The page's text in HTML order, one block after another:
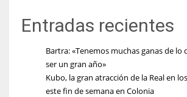
Entradas recientes
Bartra: «Tenemos muchas ganas de lo
ser un gran año»
Kubo, la gran atracción de la Real en
este fin de semana en Colonia